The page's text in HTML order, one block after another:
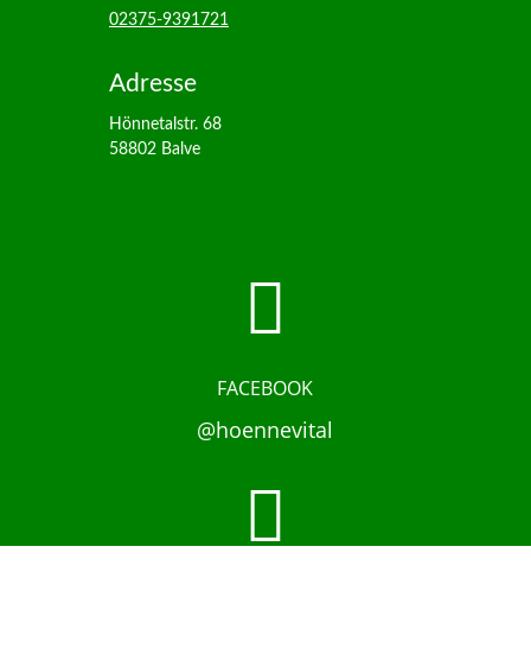
02375-9391721
Adresse
Hönnetalstr. 68
58802 Balve

FACEBOOK
@hoennevital
